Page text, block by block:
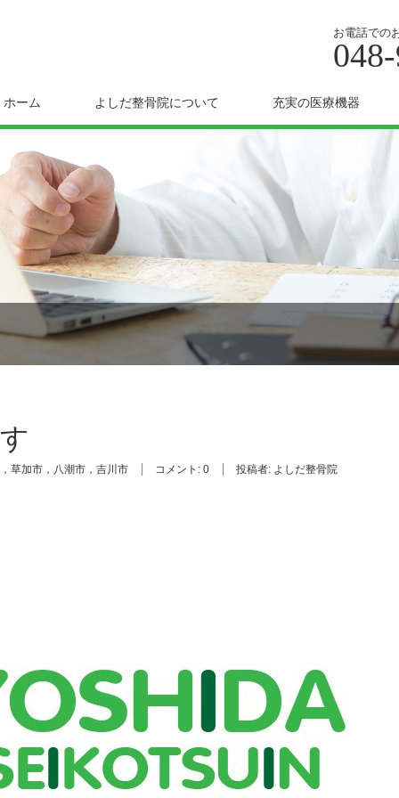
お電話での
ホーム よしだ整骨院について 充実の医療機器
草加市，八潮市，吉川市 コメント: 0 投稿者: よしだ整骨院